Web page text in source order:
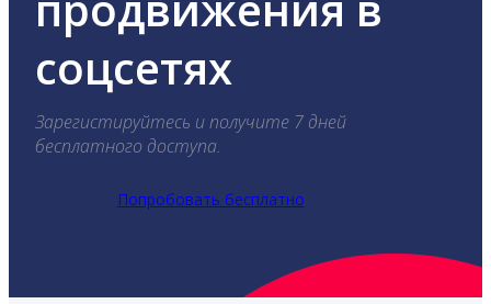
соцсетях
Зарегистируйтесь и получите 7 дней
бесплатного доступа.
Попробовать бесплатно